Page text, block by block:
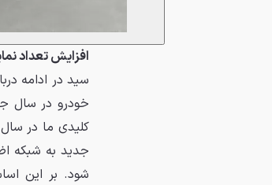
افزایش تعداد
سید در ادامه
خودرو در سال
جدید به شبکه
شود. بر این